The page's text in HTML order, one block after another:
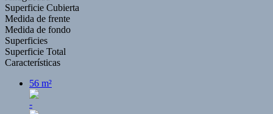
Superficie Cubierta
Medida de frente
Medida de fondo
Superficies
Superficie Total
Características
56 m²
-